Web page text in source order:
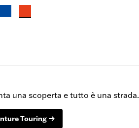
una scoperta e tutto è una strada.
Touring